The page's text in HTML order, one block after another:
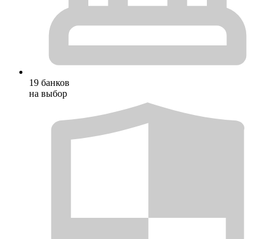
19 банков
на выбор